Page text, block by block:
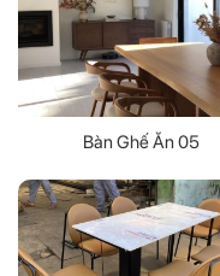
Bàn Ghế Ăn 05